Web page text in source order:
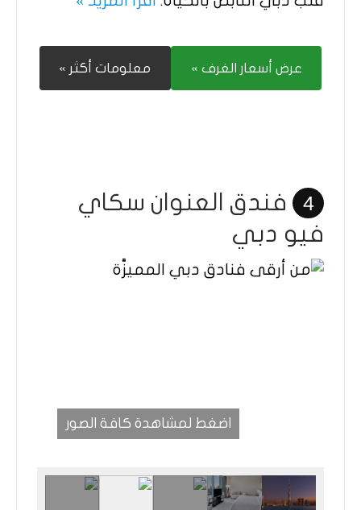
عرض أسعار الغرف » معلومات أكثر »
4
فندق العنوان سكاي
فيو دبي
اضغط لمشاهدة كافة الصور